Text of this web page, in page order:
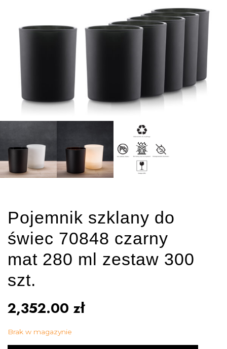
Pojemnik szklany do
świec 70848 czarny
mat 280 ml zestaw 300
szt.
2,352.00 zł
Brak w magazynie